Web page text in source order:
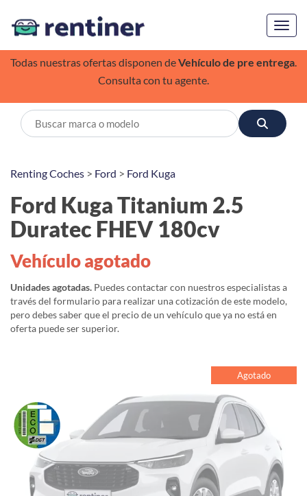
Todas nuestras ofertas disponen deVehículo de pre entrega.
Consulta con tu agente.
Renting Coches > Ford > Ford Kuga
Ford Kuga Titanium 2.5
Duratec FHEV 180cv
Vehículo agotado
Unidades agotadas. Puedes contactar con nuestros especialistas a
través del formulario para realizar una cotización de este modelo,
pero debes saber que el precio de un vehículo que ya no está en
oferta puede ser superior.
Agotado